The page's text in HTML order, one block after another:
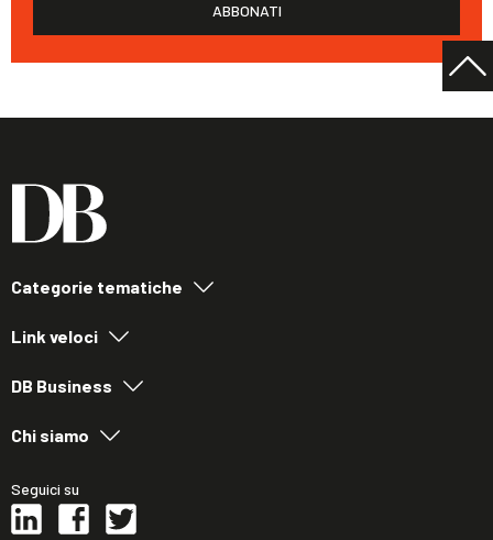
ABBONATI
Categorie tematiche
Link veloci
DB Business
Chi siamo
Seguici su